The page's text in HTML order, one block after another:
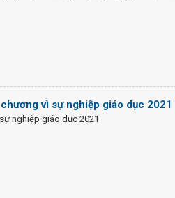
vì sự nghiệp giáo dục 2021
nghiệp giáo dục 2021